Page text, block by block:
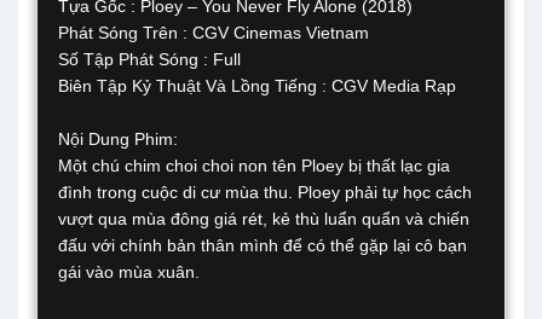
Tựa Gốc : Ploey – You Never Fly Alone (2018)
Phát Sóng Trên : CGV Cinemas Vietnam
Số Tập Phát Sóng : Full
Biên Tập Kỷ Thuật Và Lồng Tiếng : CGV Media Rạp
Nội Dung Phim:
Một chú chim choi choi non tên Ploey bị thất lạc gia
đình trong cuộc di cư mùa thu. Ploey phải tự học cách
vượt qua mùa đông giá rét, kẻ thù luẩn quẩn và chiến
đấu với chính bản thân mình để có thể gặp lại cô bạn
gái vào mùa xuân.